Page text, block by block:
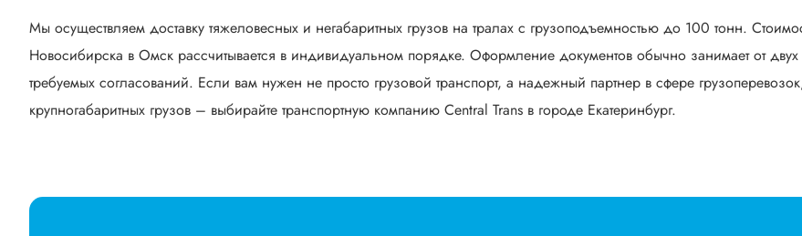
Мы осуществляем доставку тяжеловесных и негабаритных грузов на тралах с грузоподъемностью до 100 тонн.
Новосибирска в Омск рассчитывается в индивидуальном порядке. Оформление документов обычно занимает от
требуемых согласований. Если вам нужен не просто грузовой транспорт, а надежный партнер в сфере
крупногабаритных грузов – выбирайте транспортную компанию Central Trans в городе Екатеринбург.